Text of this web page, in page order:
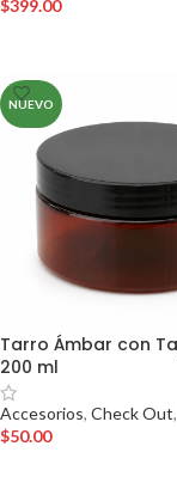
$399.00
NUEVO
Tarro Ámbar con
200 ml
Accesorios, Check Out,
$50.00